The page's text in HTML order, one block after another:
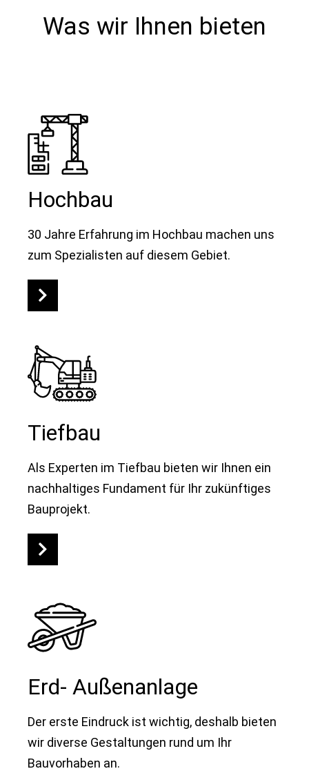
Was wir Ihnen bieten
Hochbau
30 Jahre Erfahrung im Hochbau machen uns
zum Spezialisten auf diesem Gebiet.
Tiefbau
Als Experten im Tiefbau bieten wir Ihnen ein
nachhaltiges Fundament für Ihr zukünftiges
Bauprojekt.
Erd- Außenanlage
Der erste Eindruck ist wichtig, deshalb bieten
wir diverse Gestaltungen rund um Ihr
Bauvorhaben an.